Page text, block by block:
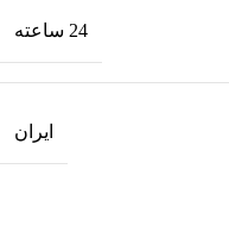
24 ساعته
ایران